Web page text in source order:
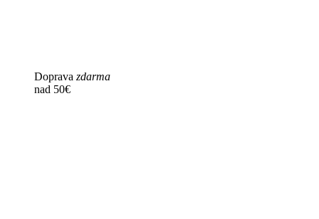
Doprava zdarma
nad 50€